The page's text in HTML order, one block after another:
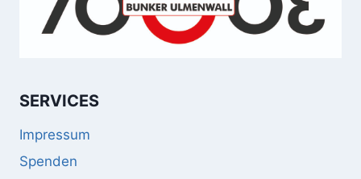
SERVICES
Impressum
Spenden